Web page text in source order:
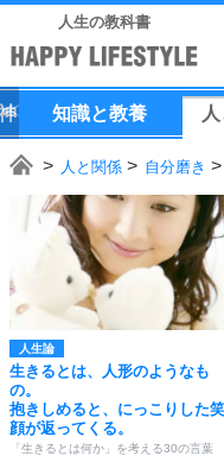
人生の教科書
知識と教養 人
人と関係 自分磨き
人生論
生きるとは、人形のようなも
の。
抱きしめると、にっこりした笑
顔が返ってくる。
「生きるとは何か」を考える30の言葉